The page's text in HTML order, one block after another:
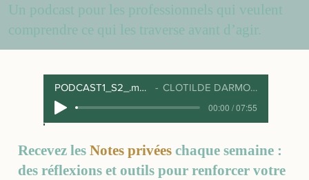
Un podcast pour les professionnels qui veulent
comprendre ce qui les traverse avant d’agir.
PODCAST1_S2_.mp3
CLOTILDE DARMON
00:00 / 07:55
Recevez lesNotes privées chaque semaine :
des réflexions et outils pour renforcer votre